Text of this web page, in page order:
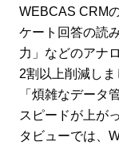
WEBCAS CRM
ケート回答の読
力」などのアナ
2割以上削減し
「煩雑なデータ
スピードが上が
タビューでは、